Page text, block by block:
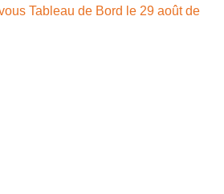
Tableau de Bord le 29 août de